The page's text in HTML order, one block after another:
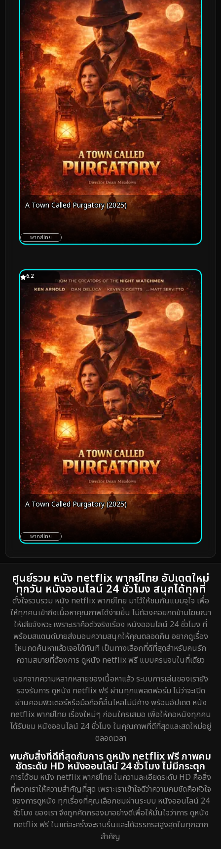
A Town Called Purgatory (2025)
พากย์ไทย
6.2
A Town Called Purgatory (2025)
พากย์ไทย
ศูนย์รวม หนัง netflix พากย์ไทย อัปเดตใหม่
ทุกวัน หนังออนไลน์ 24 ชั่วโมง สนุกได้ทุกที่
ตั้งใจรวบรวม หนัง netflix พากย์ไทย มาไว้ให้ชมกันแบบจุใจ เพื่อ
ให้ทุกคนเข้าถึงเนื้อหาคุณภาพได้ง่ายขึ้น ไม่ต้องคอยกดข้ามโฆษณา
ให้เสียจังหวะ เพราะเราคือตัวจริงเรื่อง หนังออนไลน์ 24 ชั่วโมง ที่
พร้อมสแตนด์บายส่งมอบความสนุกให้คุณตลอดคืน อยากดูเรื่อง
ไหนกดค้นหาแล้วเจอได้ทันที เป็นทางเลือกที่ดีที่สุดสำหรับคนรัก
ความสบายที่ต้องการ ดูหนัง netflix ฟรี แบบครบจบในที่เดียว
นอกจากความหลากหลายของเนื้อหาแล้ว ระบบการเล่นของเรายัง
รองรับการ ดูหนัง netflix ฟรี ผ่านทุกแพลตฟอร์ม ไม่ว่าจะเปิด
ผ่านคอมพิวเตอร์หรือมือถือก็ลื่นไหลไม่มีค้าง พร้อมอัปเดต หนัง
netflix พากย์ไทย เรื่องใหม่ๆ ก่อนใครเสมอ เพื่อให้คอหนังทุกคน
ได้รับชม หนังออนไลน์ 24 ชั่วโมง ในคุณภาพที่ดีที่สุดและสดใหม่อยู่
ตลอดเวลา
พบกับสิ่งที่ดีที่สุดกับการ ดูหนัง netflix ฟรี ภาพคม
ชัดระดับ HD หนังออนไลน์ 24 ชั่วโมง ไม่มีกระตุก
การได้ชม หนัง netflix พากย์ไทย ในความละเอียดระดับ HD คือสิ่ง
ที่พวกเราให้ความสำคัญที่สุด เพราะเราเข้าใจดีว่าความคมชัดคือหัวใจ
ของการดูหนัง ทุกเรื่องที่คุณเลือกชมผ่านระบบ หนังออนไลน์ 24
ชั่วโมง ของเรา จึงถูกคัดกรองมาอย่างดีเพื่อให้มั่นใจว่าการ ดูหนัง
netflix ฟรี ในแต่ละครั้งจะราบรื่นและได้อรรถรสสูงสุดในทุกฉาก
สำคัญ